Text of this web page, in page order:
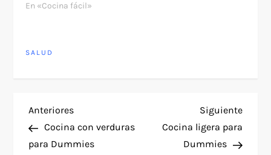
que desean introducirse
páginas llenas de
principiantes como
para…
En «Cocina fácil»
SALUD
N
a
Entrada
anterior
Anteriores
Cocina con verduras
para Dummies
Siguiente
Cocina ligera para
Dummies